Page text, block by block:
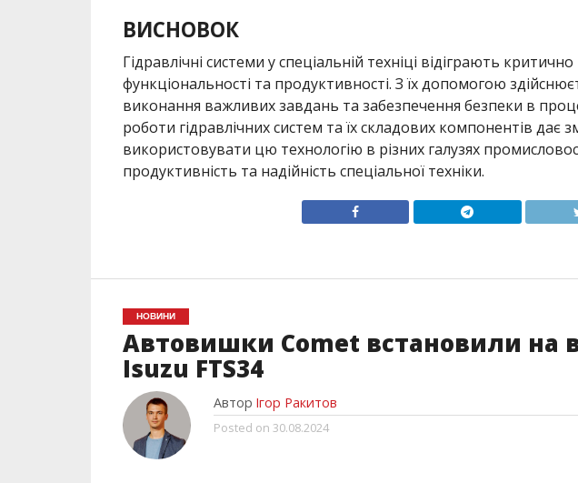
ВИСНОВОК
Гідравлічні системи у спеціальній техніці відіграють
функціональності та продуктивності. З їх допомогою
виконання важливих завдань та забезпечення безпеки в
роботи гідравлічних систем та їх складових компонентів дає
використовувати цю технологію в різних галузях
продуктивність та надійність спеціальної техніки.
НОВИНИ
Автовишки Сomet встановили на
Isuzu FTS34
Автор Ігор Ракитов
Posted on 30.08.2024